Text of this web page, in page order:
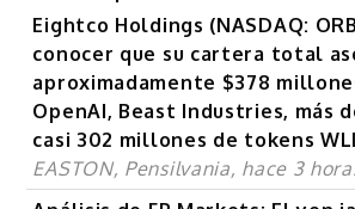
Eightco Holdings (NASDAQ:
conocer que su cartera total
aproximadamente $378
OpenAI, Beast Industries, más
casi 302 millones de tokens
EASTON, Pensilvania, hace 3